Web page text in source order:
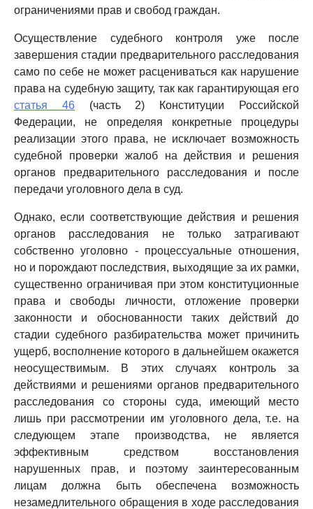
ограничениями прав и свобод граждан.
Осуществление судебного контроля уже после
завершения стадии предварительного расследования
само по себе не может расцениваться как нарушение
права на судебную защиту, так как гарантирующая его
статья 46(часть 2) Конституции Российской
Федерации, не определяя конкретные процедуры
реализации этого права, не исключает возможность
судебной проверки жалоб на действия и решения
органов предварительного расследования и после
передачи уголовного дела в суд.
Однако, если соответствующие действия и решения
органов расследования не только затрагивают
собственно уголовно - процессуальные отношения,
но и порождают последствия, выходящие за их рамки,
существенно ограничивая при этом конституционные
права и свободы личности, отложение проверки
законности и обоснованности таких действий до
стадии судебного разбирательства может причинить
ущерб, восполнение которого в дальнейшем окажется
неосуществимым. В этих случаях контроль за
действиями и решениями органов предварительного
расследования со стороны суда, имеющий место
лишь при рассмотрении им уголовного дела, т.е. на
следующем этапе производства, не является
эффективным средством восстановления
нарушенных прав, и поэтому заинтересованным
лицам должна быть обеспечена возможность
незамедлительного обращения в ходе расследования